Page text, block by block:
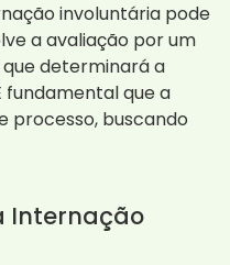
involuntária pode
a avaliação por um
determinará a
fundamental que a
processo, buscando
Internação